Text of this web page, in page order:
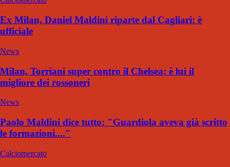
Ex Milan, Daniel Maldini riparte dal Cagliari: è
ufficiale
News
Milan, Torriani super contro il Chelsea: è lui il
migliore dei rossoneri
News
Paolo Maldini dice tutto: "Guardiola aveva già scritto
le formazioni...."
Calciomercato